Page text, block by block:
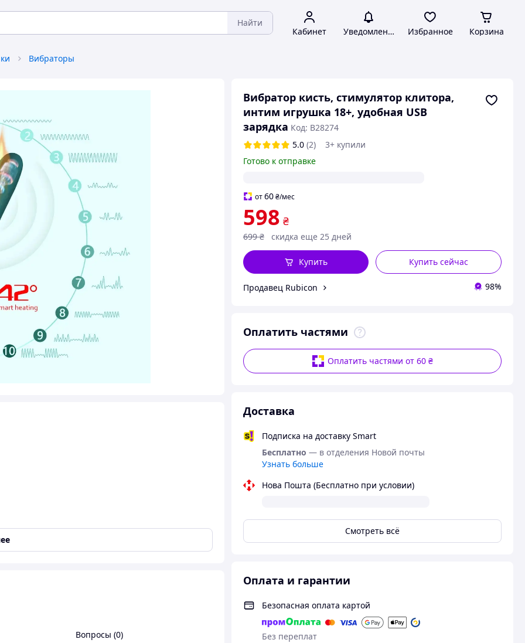
Найти
Кабинет Уведомления Избранное Корзина
Вибраторы
Вибратор кисть, стимулятор клитора,
интим игрушка 18+, удобная USB
зарядка Код: B28274
5.0 (2)
3+ купили
Готово к отправке
от60 ₴/мес
598 ₴
699 ₴ скидка еще 25 дней
Купить сейчас
Купить
Продавец Rubicon 98%
Оплатить частями
Оплатить частями от 60 ₴
Доставка
Подписка на доставку Smart
Бесплатно — в отделения Новой почты
Узнать больше
Нова Пошта (Бесплатно при условии)
Смотреть всё
Оплата и гарантии
Безопасная оплата картой
Без переплат
Вопросы (0)